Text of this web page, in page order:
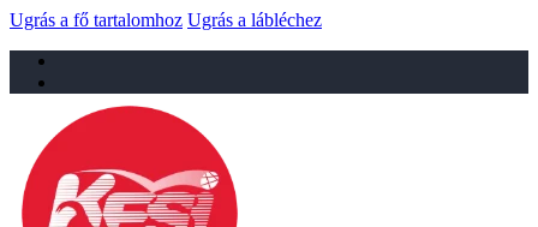
Ugrás a fő tartalomhoz Ugrás a lábléchez
sportiskola@juniorsportkft.hu